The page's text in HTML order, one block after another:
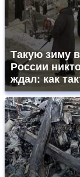
Такую зиму в
России
ждал: как